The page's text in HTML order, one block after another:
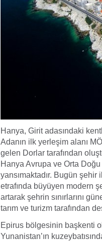
Hanya, Girit adasındaki
Adanın ilk yerleşim alanı
gelen Dorlar tarafından
Hanya Avrupa ve Orta
yansımaktadır. Bugün
etrafında büyüyen modern
artarak şehrin sınırlarını
tarım ve turizm tarafından
Epirus bölgesinin başkenti
Yunanistan’ın